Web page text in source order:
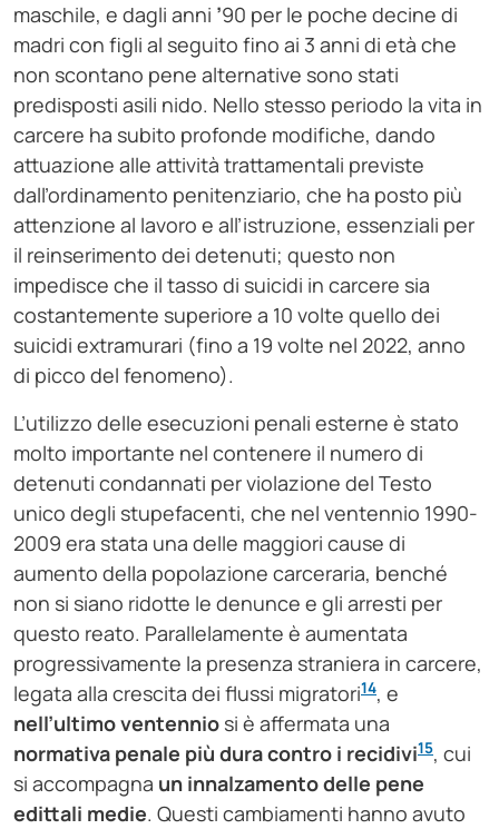
maschile, e dagli anni ’90 per le poche decine di
madri con figli al seguito fino ai 3 anni di età che
non scontano pene alternative sono stati
predisposti asili nido. Nello stesso periodo la vita in
carcere ha subito profonde modifiche, dando
attuazione alle attività trattamentali previste
dall’ordinamento penitenziario, che ha posto più
attenzione al lavoro e all’istruzione, essenziali per
il reinserimento dei detenuti; questo non
impedisce che il tasso di suicidi in carcere sia
costantemente superiore a 10 volte quello dei
suicidi extramurari (fino a 19 volte nel 2022, anno
di picco del fenomeno).
L’utilizzo delle esecuzioni penali esterne è stato
molto importante nel contenere il numero di
detenuti condannati per violazione del Testo
unico degli stupefacenti, che nel ventennio 1990-
2009 era stata una delle maggiori cause di
aumento della popolazione carceraria, benché
non si siano ridotte le denunce e gli arresti per
questo reato. Parallelamente è aumentata
progressivamente la presenza straniera in carcere,
legata alla crescita dei flussi migratori14, e
nell’ultimo ventennio si è affermata una
normativa penale più dura contro i recidivi15, cui
si accompagna un innalzamento delle pene
edittali medie. Questi cambiamenti hanno avuto